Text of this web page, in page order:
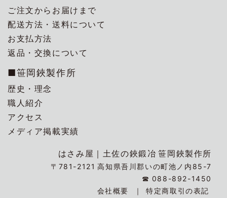
ご注文からお届けまで
配送方法・送料について
お支払方法
返品・交換について
■笹岡鋏製作所
歴史・理念
職人紹介
アクセス
メディア掲載実績
はさみ屋｜ 土佐の鋏鍛冶 笹岡鋏製作所
〒781-2121 高知県吾川郡いの町池ノ内85-7
☎ 088-892-1450
会社概要
特定商取引の表記